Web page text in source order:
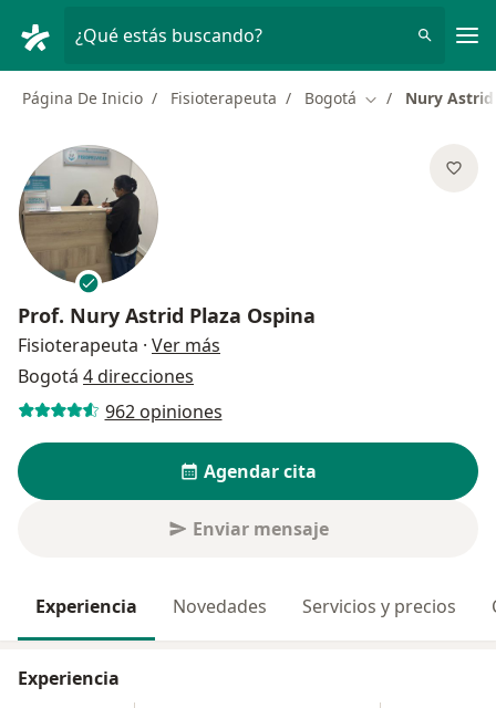
¿Qué estás buscando?
Página De Inicio Fisioterapeuta Bogotá Cambiar de
Nury Astrid
Prof. Nury Astrid Plaza Ospina
Fisioterapeuta · Ver más
Bogotá 4 direcciones
962 opiniones
Agendar cita
Enviar mensaje
Experiencia Novedades Servicios y precios
Experiencia